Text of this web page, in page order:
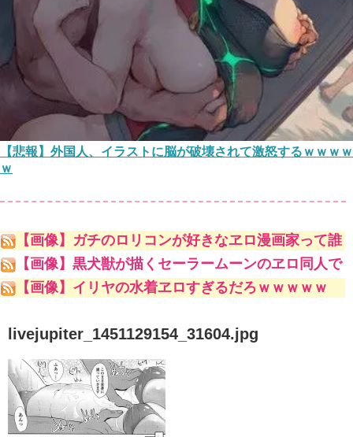
【悲報】外国人、イラストに脳が破壊されて激怒するｗｗｗｗ
ｗ
【画像】ガチのロリコンが好きなヱロ漫画家って誰
やｗｗｗｗｗ
【画像】黒犬獣が描くセーラームーンのヱロ同人で
一番抜けるキャラといえばｗｗｗｗｗｗ
【画像】イリヤの水着ヱロすぎるだろｗｗｗｗｗ
livejupiter_1451129154_31604.jpg